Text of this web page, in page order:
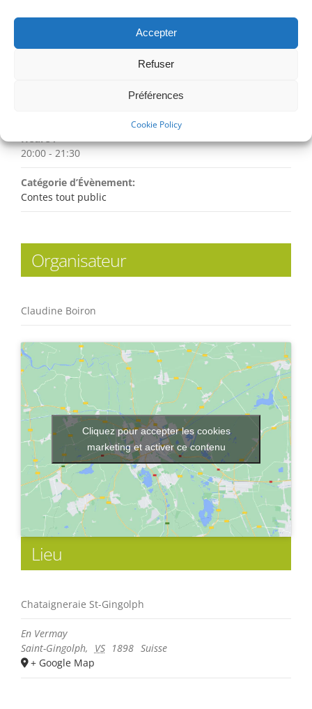
Accepter
Refuser
Préférences
Cookie Policy
Détails
20:00 - 21:30
Catégorie d’Évènement:
Contes tout public
Organisateur
Claudine Boiron
Lieu
Chataigneraie St-Gingolph
En Vermay
Saint-Gingolph, VS 1898 Suisse
+ Google Map
Cliquez pour accepter les cookies
marketing et activer ce contenu